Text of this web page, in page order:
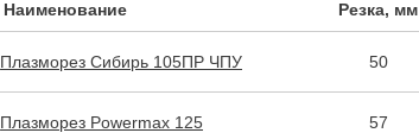
Наименование Резка, мм
Плазморез Сибирь 105ПР ЧПУ 50
Плазморез Powermax 125 57